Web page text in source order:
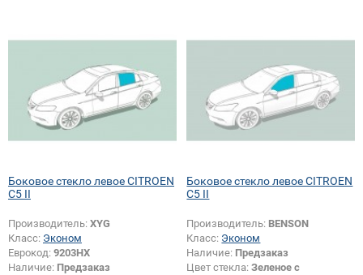
Боковое стекло левое CITROEN
C5 II
Производитель: XYG
Класс: Эконом
Еврокод: 9203HX
Наличие: Предзаказ
Боковое стекло левое CITROEN
C5 II
Производитель: BENSON
Класс: Эконом
Наличие: Предзаказ
Цвет стекла:Зеленое с